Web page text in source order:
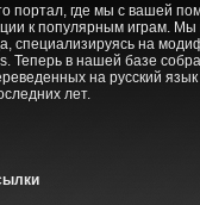
портал, где мы с вашей
к популярным играм. Мы
специализируясь на
Теперь в нашей базе
на русский
лет.